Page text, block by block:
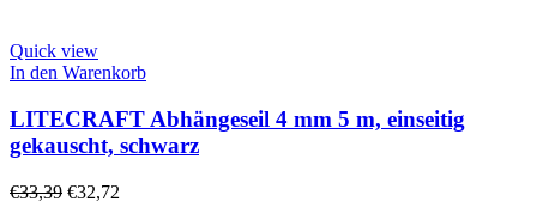
Quick view
In den Warenkorb
LITECRAFT Abhängeseil 4 mm 5 m, einseitig
gekauscht, schwarz
€33,39 €32,72